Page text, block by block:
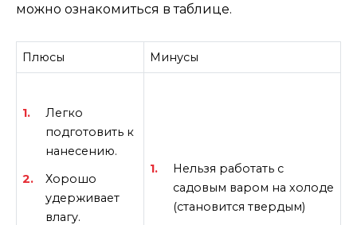
можно ознакомиться в таблице.
Плюсы Минусы
Легко
подготовить к
нанесению.
Хорошо
удерживает
влагу.
Нельзя работать с
садовым варом на холоде
(становится твердым)